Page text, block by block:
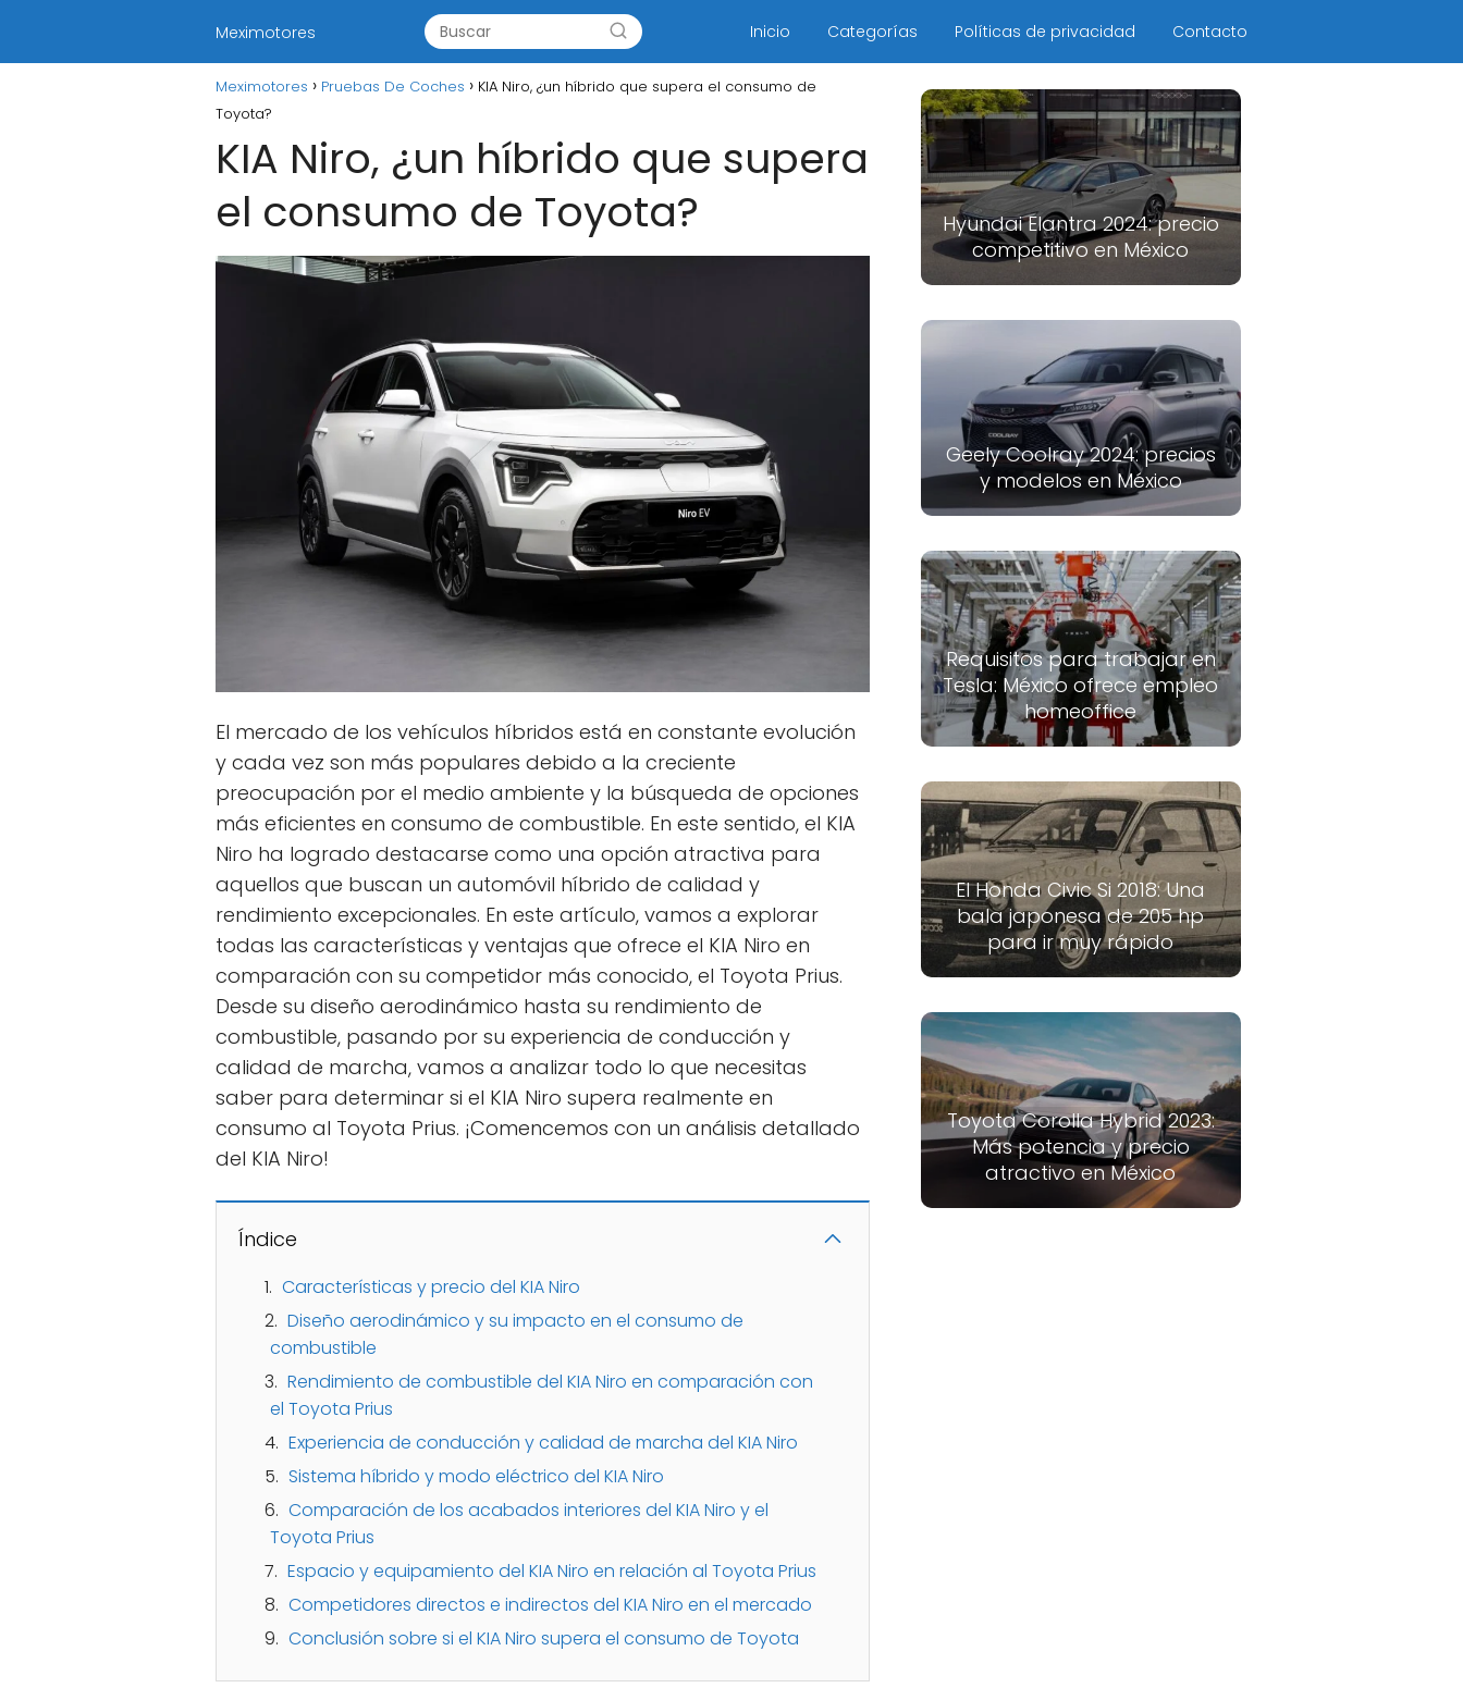
Meximotores Inicio Categorías Políticas de privacidad Contacto
Meximotores Pruebas De Coches
KIA Niro, ¿un híbrido que supera el consumo de
Toyota?
KIA Niro, ¿un híbrido que supera
el consumo de Toyota?
El mercado de los vehículos híbridos está en constante evolución
y cada vez son más populares debido a la creciente
preocupación por el medio ambiente y la búsqueda de opciones
más eficientes en consumo de combustible. En este sentido, el KIA
Niro ha logrado destacarse como una opción atractiva para
aquellos que buscan un automóvil híbrido de calidad y
rendimiento excepcionales. En este artículo, vamos a explorar
todas las características y ventajas que ofrece el KIA Niro en
comparación con su competidor más conocido, el Toyota Prius.
Desde su diseño aerodinámico hasta su rendimiento de
combustible, pasando por su experiencia de conducción y
calidad de marcha, vamos a analizar todo lo que necesitas
saber para determinar si el KIA Niro supera realmente en
consumo al Toyota Prius. ¡Comencemos con un análisis detallado
del KIA Niro!
Índice
Características y precio del KIA Niro
Diseño aerodinámico y su impacto en el consumo de
combustible
Rendimiento de combustible del KIA Niro en comparación con
el Toyota Prius
Experiencia de conducción y calidad de marcha del KIA Niro
Sistema híbrido y modo eléctrico del KIA Niro
Comparación de los acabados interiores del KIA Niro y el
Toyota Prius
Espacio y equipamiento del KIA Niro en relación al Toyota Prius
Competidores directos e indirectos del KIA Niro en el mercado
Conclusión sobre si el KIA Niro supera el consumo de Toyota
Hyundai Elantra 2024: precio
competitivo en México
Geely Coolray 2024: precios
y modelos en México
Requisitos para trabajar en
Tesla: México ofrece empleo
homeoffice
El Honda Civic Si 2018: Una
bala japonesa de 205 hp
para ir muy rápido
Toyota Corolla Hybrid 2023:
Más potencia y precio
atractivo en México